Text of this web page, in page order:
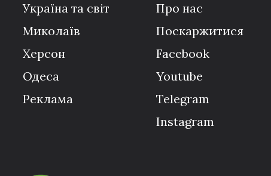
Україна та світ
Миколаїв
Херсон
Одеса
Реклама
Про нас
Поскаржитися
Facebook
Youtube
Telegram
Instagram